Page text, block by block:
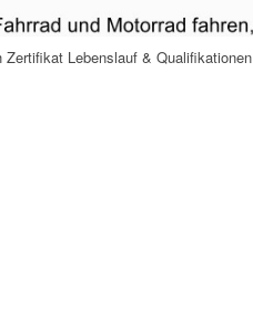
Zertifikat Lebenslauf & Qualifikationen